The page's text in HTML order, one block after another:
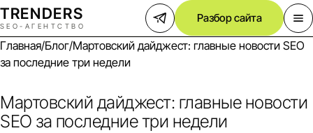
TRENDERS
SEO-АГЕНТСТВО
Разбор сайта
Главная/Блог/Мартовский дайджест: главные новости SEO
за последние три недели
Мартовский дайджест: главные новости
SEO за последние три недели